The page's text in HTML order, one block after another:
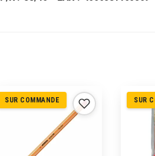
SUR COMMANDE SUR